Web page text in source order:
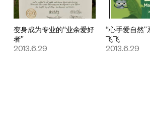
变身成为专业的“业余爱好
者”
2013.6.29
“心手爱自然”
飞飞
2013.6.29